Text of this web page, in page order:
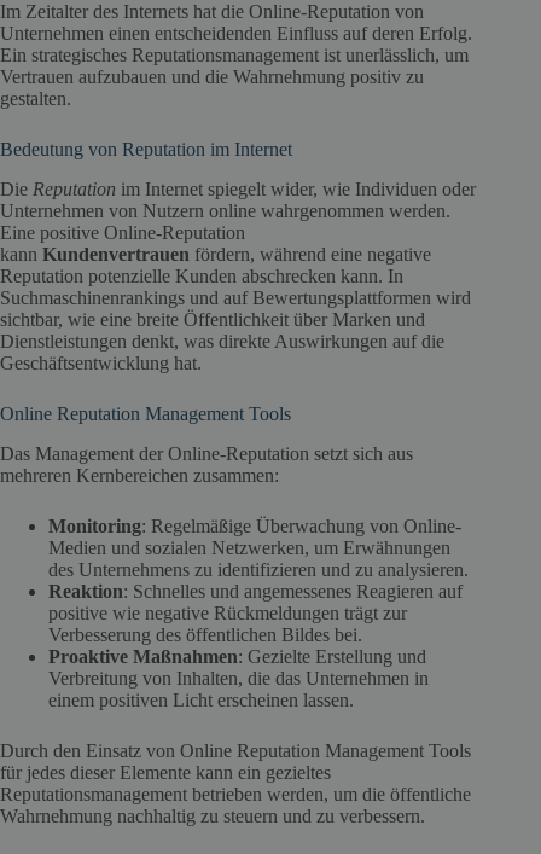
Im Zeitalter des Internets hat die Online-Reputation von
Unternehmen einen entscheidenden Einfluss auf deren Erfolg.
Ein strategisches Reputationsmanagement ist unerlässlich, um
Vertrauen aufzubauen und die Wahrnehmung positiv zu
gestalten.
Bedeutung von Reputation im Internet
Die Reputation im Internet spiegelt wider, wie Individuen oder
Unternehmen von Nutzern online wahrgenommen werden.
Eine positive Online-Reputation
kann Kundenvertrauen fördern, während eine negative
Reputation potenzielle Kunden abschrecken kann. In
Suchmaschinenrankings und auf Bewertungsplattformen wird
sichtbar, wie eine breite Öffentlichkeit über Marken und
Dienstleistungen denkt, was direkte Auswirkungen auf die
Geschäftsentwicklung hat.
Online Reputation Management Tools
Das Management der Online-Reputation setzt sich aus
mehreren Kernbereichen zusammen:
Monitoring: Regelmäßige Überwachung von Online-
Medien und sozialen Netzwerken, um Erwähnungen
des Unternehmens zu identifizieren und zu analysieren.
Reaktion: Schnelles und angemessenes Reagieren auf
positive wie negative Rückmeldungen trägt zur
Verbesserung des öffentlichen Bildes bei.
Proaktive Maßnahmen: Gezielte Erstellung und
Verbreitung von Inhalten, die das Unternehmen in
einem positiven Licht erscheinen lassen.
Durch den Einsatz von Online Reputation Management Tools
für jedes dieser Elemente kann ein gezieltes
Reputationsmanagement betrieben werden, um die öffentliche
Wahrnehmung nachhaltig zu steuern und zu verbessern.